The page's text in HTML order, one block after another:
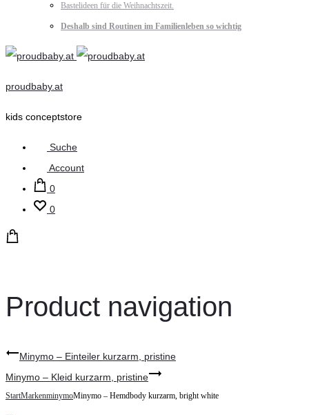
Bastelideen für die Weihnachtszeit.
Deshalb sind Routinen im Familienleben so wichtig
proudbaby.at
kids conceptstore
Suche
Account
0
0
Product navigation
Minymo – Einteiler kurzarm, pristine
Minymo – Kleid kurzarm, pristine
StartMarkenminymoMinymo – Hemdbody kurzarm, bright white